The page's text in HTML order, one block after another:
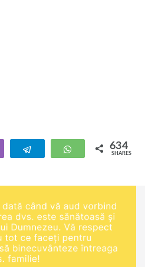
Telegram WhatsApp
634
SHARES